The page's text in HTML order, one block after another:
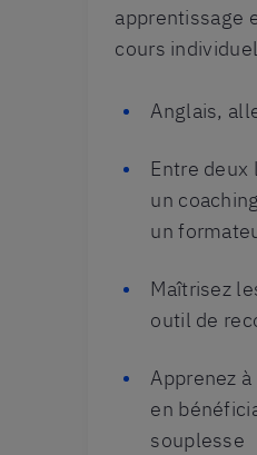
apprentissage
cours
Anglais,
Entre
un
un
Maîtrisez
outil de
Apprenez
en
souplesse